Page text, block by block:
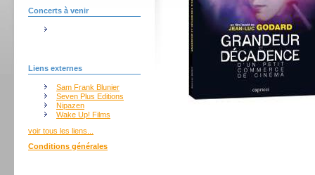
Concerts à venir
Liens externes
Sam Frank Blunier
Seven Plus Editions
Nipazen
Wake Up! Films
voir tous les liens...
Conditions générales